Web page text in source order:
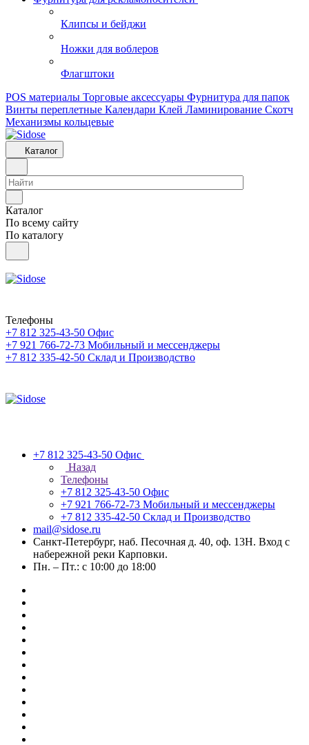
Клипсы и бeйджи
Ножки для воблеров
Флагштоки
POS материалы Торговые аксессуары Фурнитура для папок
Винты переплетные Календари Клей Ламинирование Скотч
Механизмы кольцевые
Каталог
Каталог
По всему сайту
По каталогу
Телефоны
+7 812 325-43-50 Офис
+7 921 766-72-73 Мобильный и мессенджеры
+7 812 335-42-50 Склад и Производство
+7 812 325-43-50 Офис
Назад
Телефоны
+7 812 325-43-50 Офис
+7 921 766-72-73 Мобильный и мессенджеры
+7 812 335-42-50 Склад и Производство
mail@sidose.ru
Санкт-Петербург, наб. Песочная д. 40, оф. 13Н. Вход с
набережной реки Карповки.
Пн. – Пт.: с 10:00 до 18:00